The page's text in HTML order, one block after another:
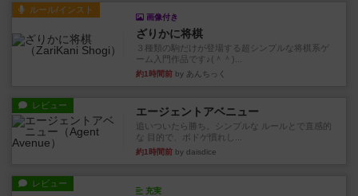
ルール/インスト
画像付き
ざりかに将棋
３種類の駒だけが登場する超シンプルな将棋系ゲ
ーム入門作品です♪(＾＾)...
約1時間前 by あんちっく
レビュー エージェントアベニュー
追いついたら勝ち。シンプルな ルールとで直感的
な 目的で、ボドゲ慣れし...
約1時間前 by daisdice
レビュー
充実